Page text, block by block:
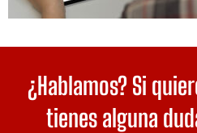
¿Hablamos? Si
tienes alguna